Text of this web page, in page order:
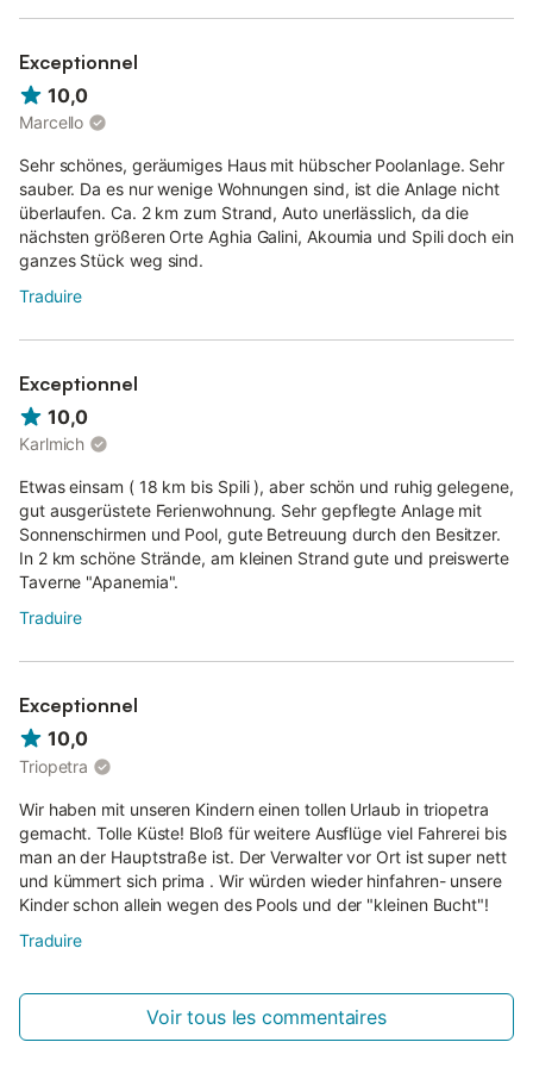
Exceptionnel
10,0
Marcello
Sehr schönes, geräumiges Haus mit hübscher Poolanlage. Sehr
sauber. Da es nur wenige Wohnungen sind, ist die Anlage nicht
überlaufen. Ca. 2 km zum Strand, Auto unerlässlich, da die
nächsten größeren Orte Aghia Galini, Akoumia und Spili doch ein
ganzes Stück weg sind.
Traduire
Exceptionnel
10,0
Karlmich
Etwas einsam ( 18 km bis Spili ), aber schön und ruhig gelegene,
gut ausgerüstete Ferienwohnung. Sehr gepflegte Anlage mit
Sonnenschirmen und Pool, gute Betreuung durch den Besitzer.
In 2 km schöne Strände, am kleinen Strand gute und preiswerte
Taverne "Apanemia".
Traduire
Exceptionnel
10,0
Triopetra
Wir haben mit unseren Kindern einen tollen Urlaub in triopetra
gemacht. Tolle Küste! Bloß für weitere Ausflüge viel Fahrerei bis
man an der Hauptstraße ist. Der Verwalter vor Ort ist super nett
und kümmert sich prima . Wir würden wieder hinfahren- unsere
Kinder schon allein wegen des Pools und der "kleinen Bucht"!
Traduire
Voir tous les commentaires